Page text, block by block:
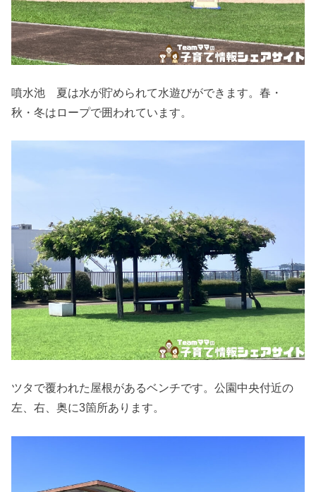
噴水池 夏は水が貯められて水遊びができます。春・
秋・冬はロープで囲われています。
ツタで覆われた屋根があるベンチです。公園中央付近の
左、右、奥に3箇所あります。